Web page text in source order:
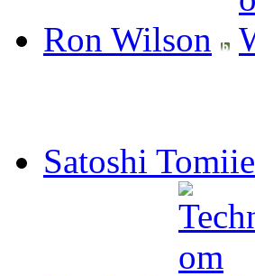
Ron Wilson
Satoshi Tomiie